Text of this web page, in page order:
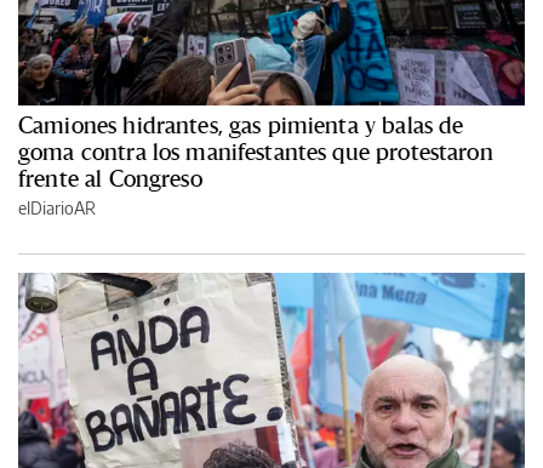
Camiones hidrantes, gas pimienta y balas de
goma contra los manifestantes que protestaron
frente al Congreso
elDiarioAR